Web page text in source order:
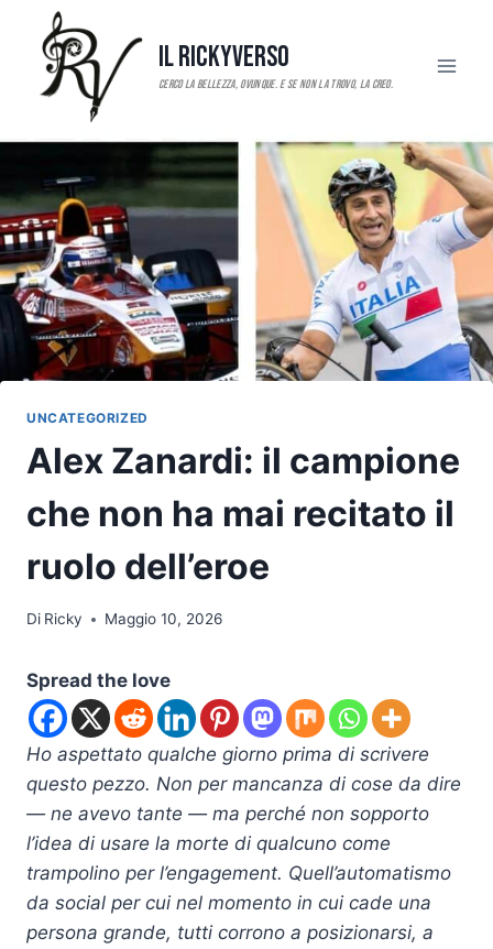
contenuto
Il RickyVerso
UNCATEGORIZED
Alex Zanardi: il campione
che non ha mai recitato il
ruolo dell’eroe
Di Ricky Maggio 10, 2026
Spread the love
Ho aspettato qualche giorno prima di scrivere
questo pezzo. Non per mancanza di cose da dire
— ne avevo tante — ma perché non sopporto
l’idea di usare la morte di qualcuno come
trampolino per l’engagement. Quell’automatismo
da social per cui nel momento in cui cade una
persona grande, tutti corrono a posizionarsi, a